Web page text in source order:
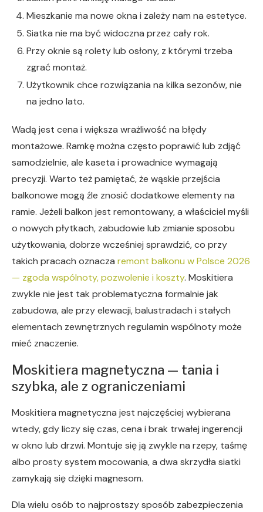
Mieszkanie ma nowe okna i zależy nam na estetyce.
Siatka nie ma być widoczna przez cały rok.
Przy oknie są rolety lub osłony, z którymi trzeba
zgrać montaż.
Użytkownik chce rozwiązania na kilka sezonów, nie
na jedno lato.
Wadą jest cena i większa wrażliwość na błędy
montażowe. Ramkę można często poprawić lub zdjąć
samodzielnie, ale kaseta i prowadnice wymagają
precyzji. Warto też pamiętać, że wąskie przejścia
balkonowe mogą źle znosić dodatkowe elementy na
ramie. Jeżeli balkon jest remontowany, a właściciel myśli
o nowych płytkach, zabudowie lub zmianie sposobu
użytkowania, dobrze wcześniej sprawdzić, co przy
takich pracach oznacza remont balkonu w Polsce 2026
— zgoda wspólnoty, pozwolenie i koszty. Moskitiera
zwykle nie jest tak problematyczna formalnie jak
zabudowa, ale przy elewacji, balustradach i stałych
elementach zewnętrznych regulamin wspólnoty może
mieć znaczenie.
Moskitiera magnetyczna — tania i
szybka, ale z ograniczeniami
Moskitiera magnetyczna jest najczęściej wybierana
wtedy, gdy liczy się czas, cena i brak trwałej ingerencji
w okno lub drzwi. Montuje się ją zwykle na rzepy, taśmę
albo prosty system mocowania, a dwa skrzydła siatki
zamykają się dzięki magnesom.
Dla wielu osób to najprostszy sposób zabezpieczenia